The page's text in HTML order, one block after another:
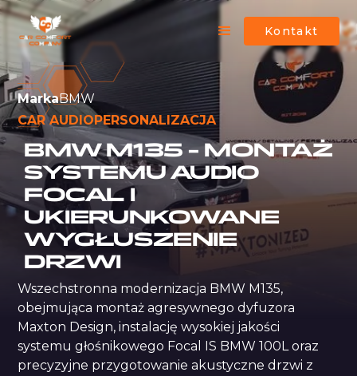
Kontakt
MarkaBMW
CAR AUDIOPERSONALIZACJA
BMW M135 – MONTAŻ
SYSTEMU AUDIO
FOCAL I
UKIERUNKOWANE
WYGŁUSZENIE
DRZWI
Wszechstronna modernizacja BMW M135,
obejmująca montaż agresywnego dyfuzora
Maxton Design, instalację wysokiej jakości
systemu głośnikowego Focal IS BMW 100L oraz
precyzyjne przygotowanie akustyczne drzwi z